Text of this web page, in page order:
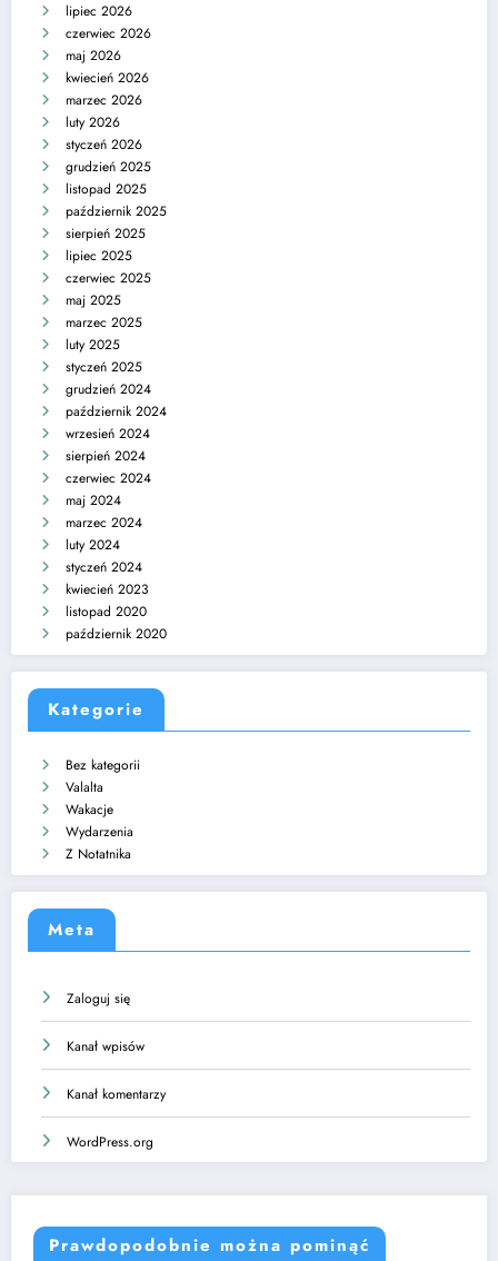
lipiec 2026
czerwiec 2026
maj 2026
kwiecień 2026
marzec 2026
luty 2026
styczeń 2026
grudzień 2025
listopad 2025
październik 2025
sierpień 2025
lipiec 2025
czerwiec 2025
maj 2025
marzec 2025
luty 2025
styczeń 2025
grudzień 2024
październik 2024
wrzesień 2024
sierpień 2024
czerwiec 2024
maj 2024
marzec 2024
luty 2024
styczeń 2024
kwiecień 2023
listopad 2020
październik 2020
Kategorie
Bez kategorii
Valalta
Wakacje
Wydarzenia
Z Notatnika
Meta
Zaloguj się
Kanał wpisów
Kanał komentarzy
WordPress.org
Prawdopodobnie można pominąć